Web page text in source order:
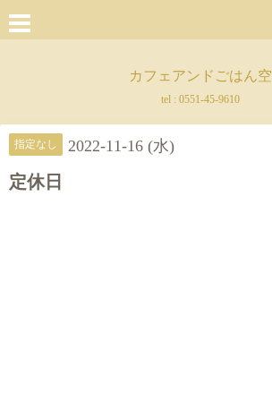
カフェアンドごはん空
tel : 0551-45-9610
指定なし 2022-11-16 (水)
定休日